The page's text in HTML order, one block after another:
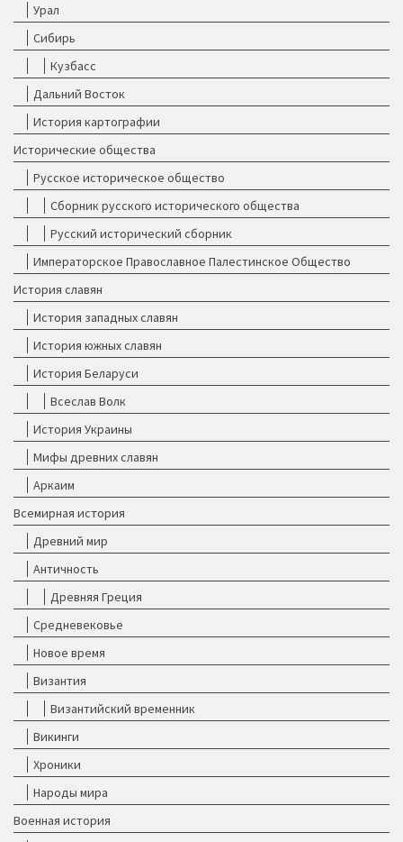
Урал
Сибирь
Кузбасс
Дальний Восток
История картографии
Исторические общества
Русское историческое общество
Сборник русского исторического общества
Русский исторический сборник
Императорское Православное Палестинское Общество
История славян
История западных славян
История южных славян
История Беларуси
Всеслав Волк
История Украины
Мифы древних славян
Аркаим
Всемирная история
Древний мир
Античность
Древняя Греция
Средневековье
Новое время
Византия
Византийский временник
Викинги
Хроники
Народы мира
Военная история